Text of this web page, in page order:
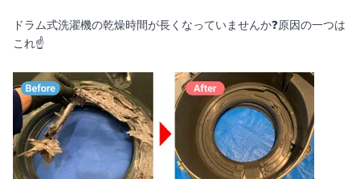
ドラム式洗濯機の乾燥時間が長くなっていませんか❓原因の一つは
これ☝️